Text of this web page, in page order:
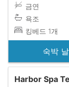
금연
욕조
킹베드 1개
숙박
Harbor Spa